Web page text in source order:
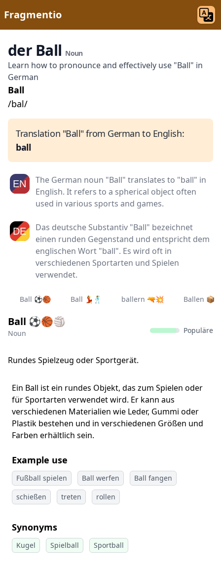
Fragmentio
der Ball Noun
Learn how to pronounce and effectively use "Ball" in
German
Ball
/bal/
Translation "Ball" from German to English:
ball
The German noun "Ball" translates to "ball" in
English. It refers to a spherical object often
used in various sports and games.
Das deutsche Substantiv "Ball" bezeichnet
einen runden Gegenstand und entspricht dem
englischen Wort "ball". Es wird oft in
verschiedenen Sportarten und Spielen
verwendet.
Ball ⚽🏀 Ball 💃🕺 ballern 🔫💥 Ballen 📦
Ball ⚽🏀🏐
Noun Populäre
Rundes Spielzeug oder Sportgerät.
Ein Ball ist ein rundes Objekt, das zum Spielen oder
für Sportarten verwendet wird. Er kann aus
verschiedenen Materialien wie Leder, Gummi oder
Plastik bestehen und in verschiedenen Größen und
Farben erhältlich sein.
Example use
Fußball spielen Ball werfen
Ball fangen
schießen
treten rollen
Synonyms
Kugel Spielball Sportball